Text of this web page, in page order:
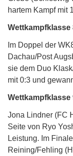
hartem Kampf mit
Wettkampfklasse
Im Doppel der
Dachau/Post
sie dem Duo
mit 0:3 und
Wettkampfklasse
Jona Lindner (FC
Seite von Ryo
Leistung. Im
Reining/Fehling